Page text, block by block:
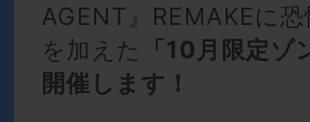
AGENT』REMAKEに
を加えた
「10月限定
開催します！